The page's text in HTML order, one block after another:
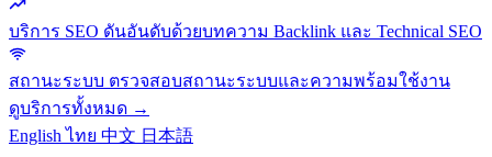
บริการ SEO ดันอันดับด้วยบทความ Backlink และ Technical SEO
สถานะระบบ ตรวจสอบสถานะระบบและความพร้อมใช้งาน
ดูบริการทั้งหมด →
Englishไทย 中文 日本語